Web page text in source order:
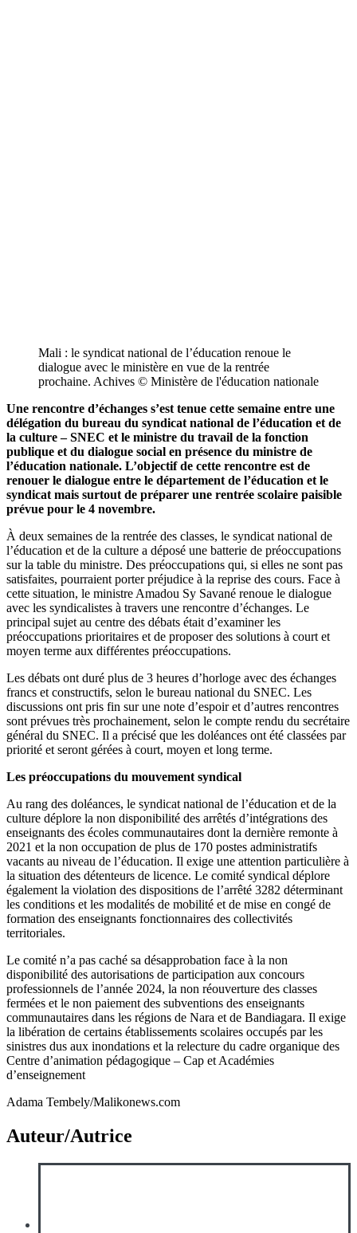
Mali : le syndicat national de l’éducation renoue le
dialogue avec le ministère en vue de la rentrée
prochaine. Achives © Ministère de l'éducation nationale
Une rencontre d’échanges s’est tenue cette semaine entre une
délégation du bureau du syndicat national de l’éducation et de
la culture – SNEC et le ministre du travail de la fonction
publique et du dialogue social en présence du ministre de
l’éducation nationale. L’objectif de cette rencontre est de
renouer le dialogue entre le département de l’éducation et le
syndicat mais surtout de préparer une rentrée scolaire paisible
prévue pour le 4 novembre.
À deux semaines de la rentrée des classes, le syndicat national de
l’éducation et de la culture a déposé une batterie de préoccupations
sur la table du ministre. Des préoccupations qui, si elles ne sont pas
satisfaites, pourraient porter préjudice à la reprise des cours. Face à
cette situation, le ministre Amadou Sy Savané renoue le dialogue
avec les syndicalistes à travers une rencontre d’échanges. Le
principal sujet au centre des débats était d’examiner les
préoccupations prioritaires et de proposer des solutions à court et
moyen terme aux différentes préoccupations.
Les débats ont duré plus de 3 heures d’horloge avec des échanges
francs et constructifs, selon le bureau national du SNEC. Les
discussions ont pris fin sur une note d’espoir et d’autres rencontres
sont prévues très prochainement, selon le compte rendu du secrétaire
général du SNEC. Il a précisé que les doléances ont été classées par
priorité et seront gérées à court, moyen et long terme.
Les préoccupations du mouvement syndical
Au rang des doléances, le syndicat national de l’éducation et de la
culture déplore la non disponibilité des arrêtés d’intégrations des
enseignants des écoles communautaires dont la dernière remonte à
2021 et la non occupation de plus de 170 postes administratifs
vacants au niveau de l’éducation. Il exige une attention particulière à
la situation des détenteurs de licence. Le comité syndical déplore
également la violation des dispositions de l’arrêté 3282 déterminant
les conditions et les modalités de mobilité et de mise en congé de
formation des enseignants fonctionnaires des collectivités
territoriales.
Le comité n’a pas caché sa désapprobation face à la non
disponibilité des autorisations de participation aux concours
professionnels de l’année 2024, la non réouverture des classes
fermées et le non paiement des subventions des enseignants
communautaires dans les régions de Nara et de Bandiagara. Il exige
la libération de certains établissements scolaires occupés par les
sinistres dus aux inondations et la relecture du cadre organique des
Centre d’animation pédagogique – Cap et Académies
d’enseignement
Adama Tembely/Malikonews.com
Auteur/Autrice